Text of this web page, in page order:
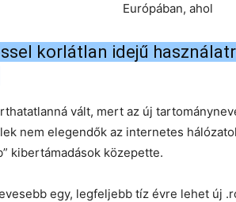
Európában, ahol
korlátlan idejű
vált, mert az új
nem elegendők az internetes
kibertámadások közepette.
egy, legfeljebb tíz évre lehet új